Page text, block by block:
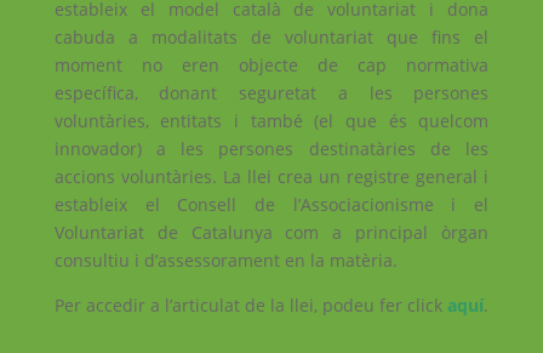
estableix el model català de voluntariat i dona
cabuda a modalitats de voluntariat que fins el
moment no eren objecte de cap normativa
específica, donant seguretat a les persones
voluntàries, entitats i també (el que és quelcom
innovador) a les persones destinatàries de les
accions voluntàries. La llei crea un registre general i
estableix el Consell de l’Associacionisme i el
Voluntariat de Catalunya com a principal òrgan
consultiu i d’assessorament en la matèria.
Per accedir a l’articulat de la llei, podeu fer click aquí.